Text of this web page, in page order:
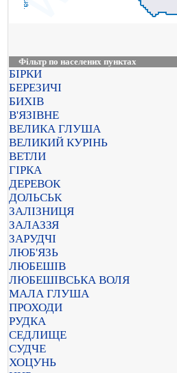
Фільтр по населених пунктах
БІРКИ
БЕРЕЗИЧІ
БИХІВ
В'ЯЗІВНЕ
ВЕЛИКА ГЛУША
ВЕЛИКИЙ КУРІНЬ
ВЕТЛИ
ГІРКА
ДЕРЕВОК
ДОЛЬСЬК
ЗАЛІЗНИЦЯ
ЗАЛАЗЗЯ
ЗАРУДЧІ
ЛЮБ'ЯЗЬ
ЛЮБЕШІВ
ЛЮБЕШІВСЬКА ВОЛЯ
МАЛА ГЛУША
ПРОХОДИ
РУДКА
СЕДЛИЩЕ
СУДЧЕ
ХОЦУНЬ